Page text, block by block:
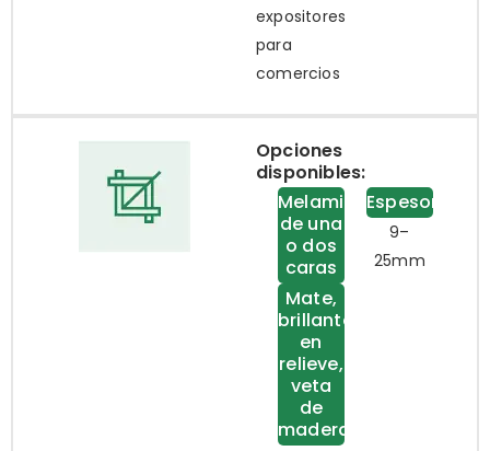
expositores
para
comercios
Opciones
disponibles:
Melamina
de una
o dos
caras
Mate,
brillante,
en
relieve,
veta
de
madera
Espesor
9–
25mm